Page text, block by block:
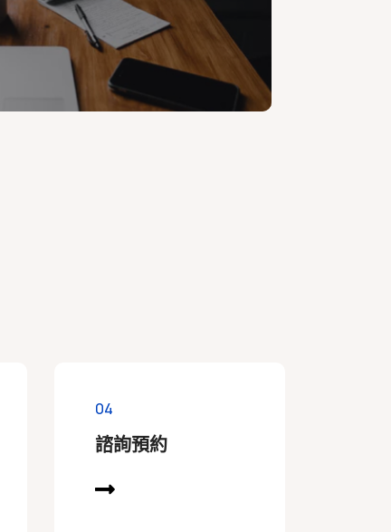
04
諮詢預約